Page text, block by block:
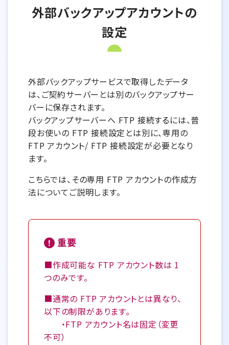
外部バックアップアカウントの
設定
外部バックアップサービスで取得したデータ
は、ご契約サーバーとは別のバックアップサー
バーに保存されます。
バックアップサーバーへ FTP 接続するには、普
段お使いの FTP 接続設定とは別に、専用の
FTP アカウント/ FTP 接続設定が必要となり
ます。
こちらでは、その専用 FTP アカウントの作成方
法についてご説明します。
重要
■作成可能な FTP アカウント数は 1
つのみです。
■通常の FTP アカウントとは異なり、
以下の制限があります。
・FTP アカウント名は固定（変更
不可）